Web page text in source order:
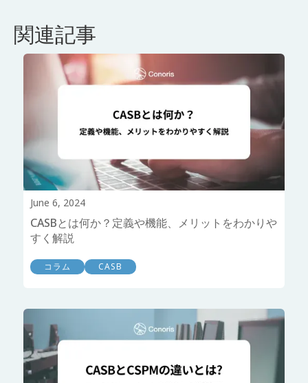
関連記事
June 6, 2024
CASBとは何か？定義や機能、メリットをわかりや
すく解説
コラム CASB